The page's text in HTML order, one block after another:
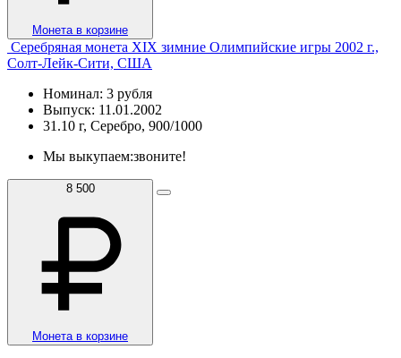
Монета в корзине
Серебряная монета XIX зимние Олимпийские игры 2002 г.,
Солт-Лейк-Сити, США
Номинал: 3 рубля
Выпуск: 11.01.2002
31.10 г, Серебро, 900/1000
Мы выкупаем:звоните!
8 500
Монета в корзине